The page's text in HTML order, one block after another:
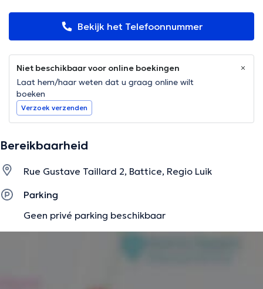
Bekijk het Telefoonnummer
Niet beschikbaar voor online boekingen
Laat hem/haar weten dat u graag online wilt
boeken
Verzoek verzenden
Bereikbaarheid
Rue Gustave Taillard 2, Battice, Regio Luik
Parking
Geen privé parking beschikbaar